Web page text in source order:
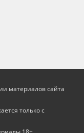
материалов сайта
только с